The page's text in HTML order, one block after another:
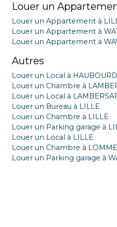
Louer un
Louer un Appartement à
Louer un Appartement à
Louer un Appartement à
Autres
Louer un Local à
Louer un Chambre à
Louer un Local à
Louer un Bureau à LILLE
Louer un Chambre à LILLE
Louer un Parking garage à
Louer un Local à LILLE
Louer un Chambre à LOMME
Louer un Parking garage à